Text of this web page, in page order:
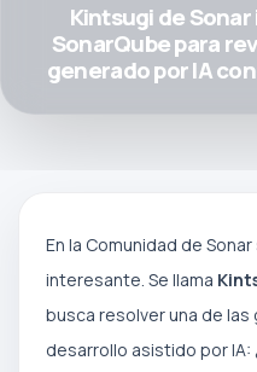
Kintsugi de
SonarQube para
generado por IA
En la Comunidad de
interesante. Se llama
busca resolver una de
desarrollo asistido por